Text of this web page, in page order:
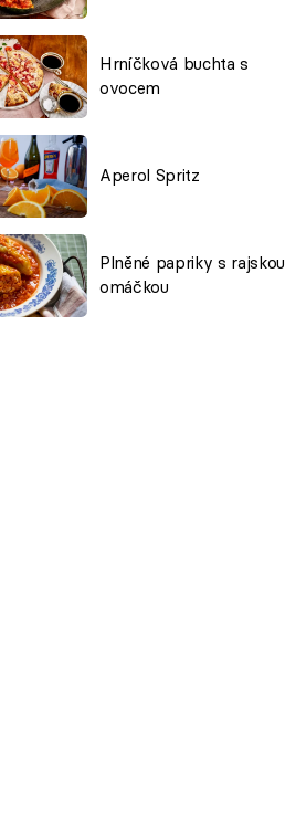
Hrníčková buchta s
ovocem
Aperol Spritz
Plněné papriky s rajskou
omáčkou